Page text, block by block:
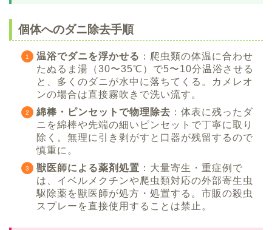
個体へのダニ除去手順
温浴でダニを浮かせる ：爬虫類の体温に合わせ
たぬるま湯（30〜35℃）で5〜10分温浴させる
と、多くのダニが水中に落ちてくる。カメレオ
ンの場合は直接霧吹きで洗い流す。
綿棒・ピンセットで物理除去 ：体表に残ったダ
ニを綿棒や先端の細いピンセットで丁寧に取り
除く。無理に引き剥がすと口器が残留するので
慎重に。
獣医師による薬剤処置 ：大量寄生・重症例で
は、イベルメクチンや爬虫類対応の外部寄生虫
駆除薬を獣医師が処方・処置する。市販の殺虫
スプレーを直接使用することは禁止。